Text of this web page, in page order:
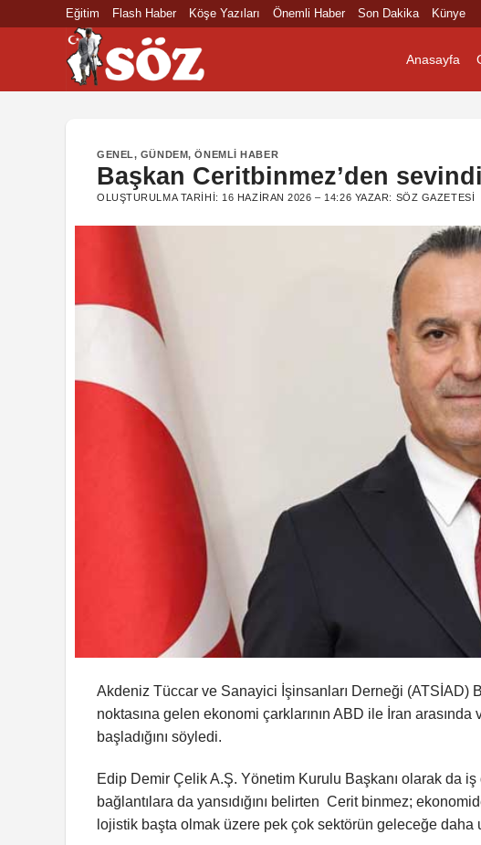
Eğitim Flash Haber Köşe Yazıları Önemli Haber Son Dakika Künye
Anasayfa
GENEL, GÜNDEM,ÖNEMLI HABER
Başkan Ceritbinmez’den
OLUŞTURULMA TARIHI: 16 HAZIRAN 2026 – 14:26 YAZAR: SÖZ GAZETESI
Akdeniz Tüccar ve Sanayici İşinsanları Derneği (ATSİAD)
noktasına gelen ekonomi çarklarının ABD ile İran arasında
başladığını söyledi.
Edip Demir Çelik A.Ş. Yönetim Kurulu Başkanı olarak da
bağlantılara da yansıdığını belirten Cerit binmez;
lojistik başta olmak üzere pek çok sektörün geleceğe